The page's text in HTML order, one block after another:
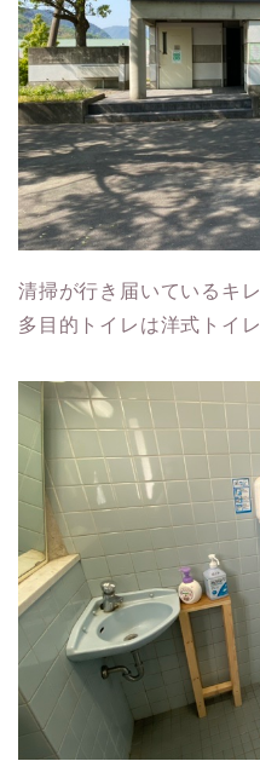
清掃が行き届いているキ
多目的トイレは洋式トイレ